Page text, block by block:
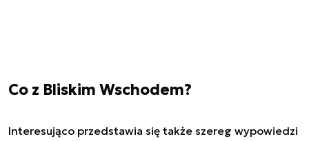
Co z Bliskim Wschodem?
Interesująco przedstawia się także szereg wypowiedzi